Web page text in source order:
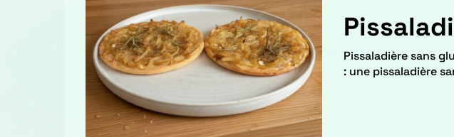
Pissaladière sans gluten (vegan) Découvrez la
: une pissaladière